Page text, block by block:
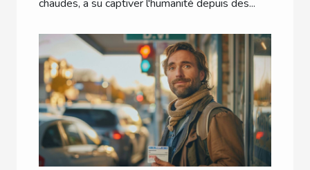
chaudes, a su captiver l'humanité depuis des...